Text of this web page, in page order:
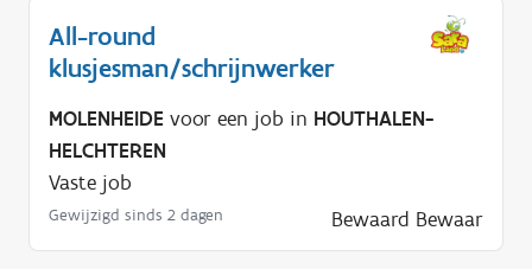
All-round
klusjesman/schrijnwerker
MOLENHEIDE voor een job in HOUTHALEN-
HELCHTEREN
Vaste job
Gewijzigd sinds 2 dagen Bewaard Bewaar